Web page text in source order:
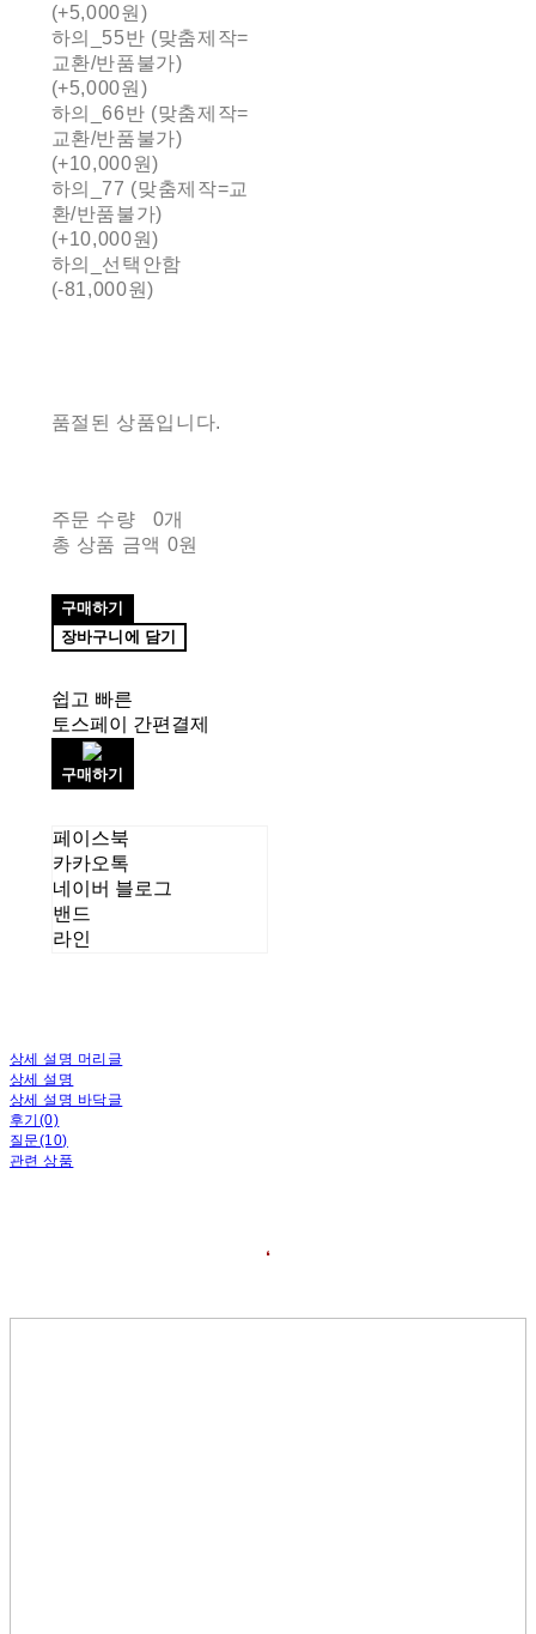
(+5,000원)
하의_55반 (맞춤제작=
교환/반품불가)
(+5,000원)
하의_66반 (맞춤제작=
교환/반품불가)
(+10,000원)
하의_77 (맞춤제작=교
환/반품불가)
(+10,000원)
하의_선택안함
(-81,000원)
품절된 상품입니다.
주문 수량
0개
총 상품 금액 0원
구매하기
장바구니에 담기
쉽고 빠른
토스페이 간편결제
구매하기
페이스북
카카오톡
네이버 블로그
밴드
라인
상세 설명 머리글
상세 설명
상세 설명 바닥글
후기(0)
질문(10)
관련 상품
❛